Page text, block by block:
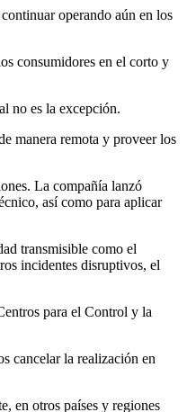
operando aún en los
consumidores en el corto y
no es la excepción.
manera remota y proveer los
La compañía lanzó
así como para aplicar
transmisible como el
incidentes disruptivos, el
para el Control y la
cancelar la realización en
en otros países y regiones